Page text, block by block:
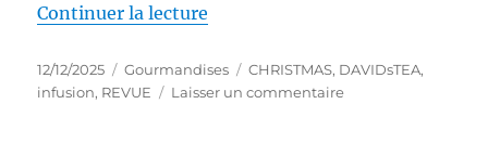
Continuer la lecture
Publié
le
12/12/2025 Catégories
Gourmandises Étiquettes
CHRISTMAS, DAVIDsTEA,
infusion, REVUE Laisser un commentairesur